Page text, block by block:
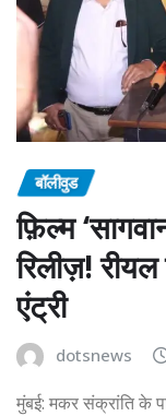
बॉलीवुड
फ़िल्म
रिलीज़!
एंट्री
dotsnews
मुंबई: मकर संक्रांति के